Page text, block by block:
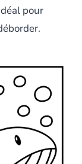
pour